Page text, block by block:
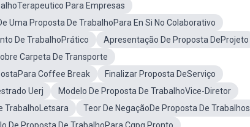
Para Empresas
Uma Proposta De TrabalhoPara En Si No Colaborativo
De TrabalhoPrático
Apresentação De Proposta DeProjeto
Carpeta De Transporte
Coffee Break
Finalizar Proposta DeServiço
Uerj
Modelo De Proposta De TrabalhoVice-Diretor
TrabalhoLetsara
Teor De NegaçãoDe Proposta De Trabalhos